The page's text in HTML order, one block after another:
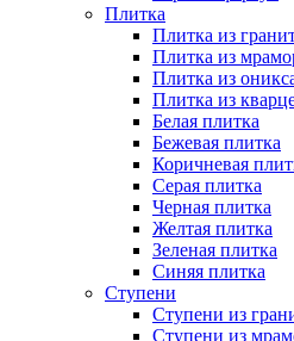
Плитка
Плитка из
Плитка из
Плитка из
Плитка из
Белая плитка
Бежевая плитка
Коричневая
Серая плитка
Черная плитка
Желтая плитка
Зеленая плитка
Синяя плитка
Ступени
Ступени из
Ступени из